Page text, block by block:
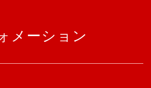
メーション